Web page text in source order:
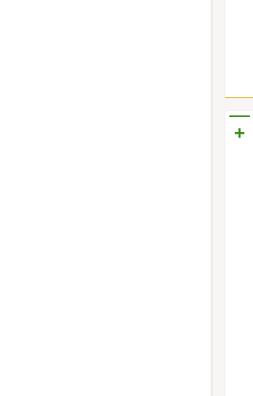
+